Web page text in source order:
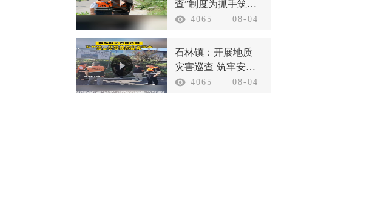
查”制度为抓手筑牢
汛期安全防线
4065 08-04
石林镇：开展地质
灾害巡查 筑牢安全
防护底线
4065 08-04